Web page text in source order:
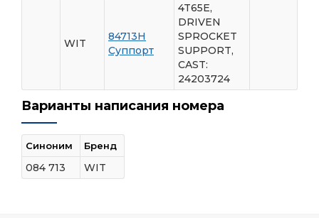
WIT
84713H
Суппорт
4T65E,
DRIVEN
SPROCKET
SUPPORT,
CAST:
24203724
Варианты написания номера
Синоним Бренд
084 713 WIT